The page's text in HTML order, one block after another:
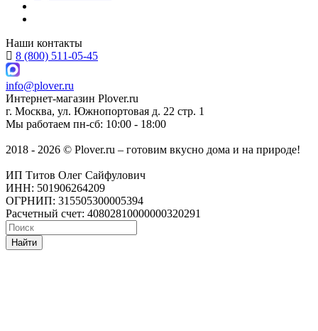
Наши контакты
8 (800) 511-05-45
info@plover.ru
Интернет-магазин Plover.ru
г. Москва, ул. Южнопортовая д. 22 стр. 1
Мы работаем пн-сб: 10:00 - 18:00
2018 - 2026 © Plover.ru – готовим вкусно дома и на природе!
ИП Титов Олег Сайфулович
ИНН: 501906264209
ОГРНИП: 315505300005394
Расчетный счет: 40802810000000320291
Найти